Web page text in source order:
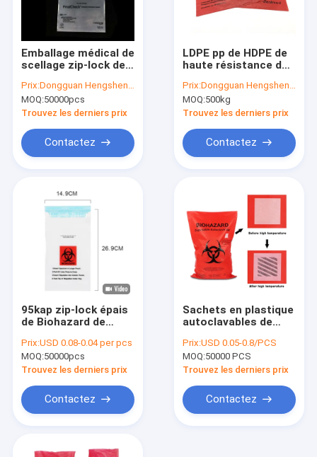
Visite d'usine
Contrôle de qualité
Nouvelles
Demandez une citation
Poly sachet en plastique
sachets en plastique de biohazard
sacs de rebut médicaux
Sacs de glace réutilisables
Sacs pré ouverts
Sacs de empaquetage de pain
Sac biodégradable de dunette de chien
Sachet en plastique auto-adhésif
Emballage médical de
scellage zip-lock de
Biohazard de
pathologie de
laboratoire
Prix:Dongguan Hengsheng Polybag
MOQ:50000pcs
Trouvez les derniers prix
Contactez
LDPE pp de HDPE de
haute résistance de
Plastic Bags de
polyéthylène
Prix:Dongguan Hengsheng Polybag
MOQ:500kg
Trouvez les derniers prix
Contactez
95kap zip-lock épais
de Biohazard de
d'autoclave de LDPE
0.04mm
Prix:USD 0.08-0.04 per pcs
MOQ:50000pcs
Trouvez les derniers prix
Contactez
Sachets en plastique
autoclavables de
l'indicateur de la
température
Prix:USD 0.05-0.8/PCS
MOQ:50000 PCS
Trouvez les derniers prix
Contactez